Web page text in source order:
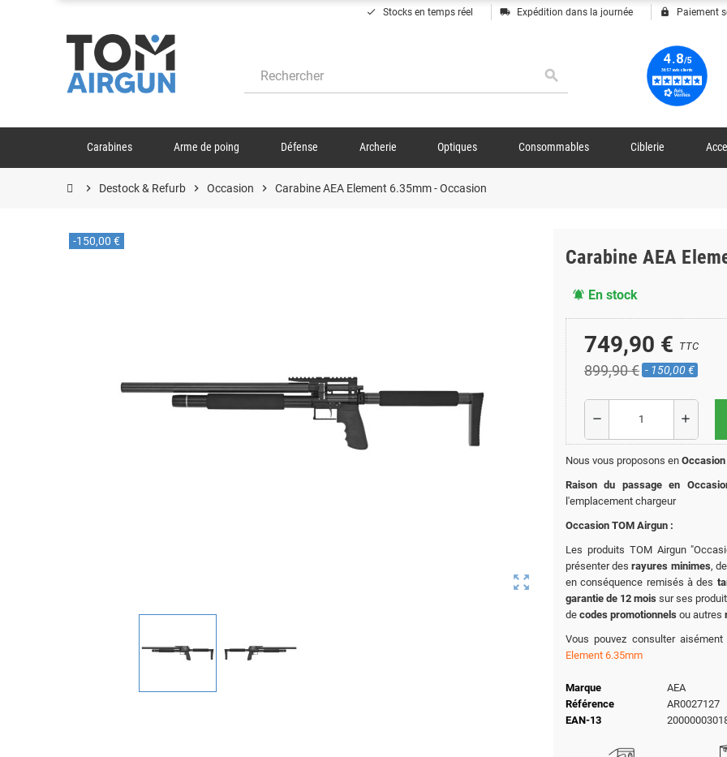
done Stocks en temps réel local_shipping Expédition dans la journée lock Paiement
search
Carabines Arme de poing Défense Archerie Optiques Consommables Ciblerie
chevron_right Destock & Refurb chevron_right Occasion chevron_right Carabine AEA Element 6.35mm - Occasion
zoom_out_map
-150,00 €
Carabine AEA
notifications_active En stock
749,90 € TTC
899,90 € - 150,00 €
remove add
Nous vous proposons en
Raison du passage en
l'emplacement chargeur
Occasion TOM Airgun :
Les produits TOM Airgun
présenter desrayures minimes, de
en conséquence remisés à des
garantie de 12 mois sur ses
de codes promotionnels ou autres
Vous pouvez consulter
Element 6.35mm
Marque
AEA
Référence
AR0027127
EAN-13